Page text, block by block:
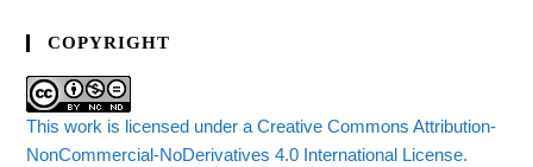
COPYRIGHT
This work is licensed under a Creative Commons Attribution-
NonCommercial-NoDerivatives 4.0 International License.